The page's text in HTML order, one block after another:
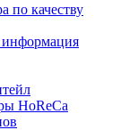
по качеству
HoReCa